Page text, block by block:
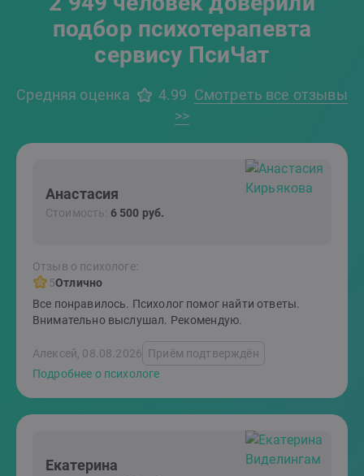
подбор психотерапевта
сервису ПсиЧат
Средняя оценка 4.99 Смотреть все отзывы
>>
Анастасия
Стоимость: 6 500 руб.
Отзыв о психологе:
5Отлично
Все понравилось. Психолог помог найти ответы.
Внимательно выслушал. Рекомендую.
Алексей, 08.08.2026 Приём подтверждён
Подробнее о психологе
Екатерина